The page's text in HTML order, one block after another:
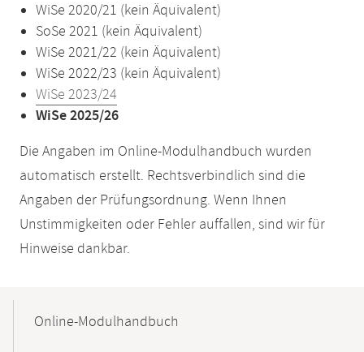
WiSe 2020/21 (kein Äquivalent)
SoSe 2021 (kein Äquivalent)
WiSe 2021/22 (kein Äquivalent)
WiSe 2022/23 (kein Äquivalent)
WiSe 2023/24
WiSe 2025/26
Die Angaben im Online-Modulhandbuch wurden
automatisch erstellt. Rechtsverbindlich sind die
Angaben der Prüfungsordnung. Wenn Ihnen
Unstimmigkeiten oder Fehler auffallen, sind wir für
Hinweise dankbar.
NavigationOnline-Modulhandbuch